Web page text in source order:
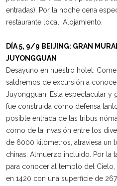
entradas). Por la noche cena
restaurante local. Alojamiento.
DÍA 5, 9/9 BEIJING: GRAN
JUYONGGUAN
Desayuno en nuestro hotel.
saldremos de excursión a
Juyongguan. Esta espectacular y
fue construida como defensa
posible entrada de las tribus
como de la invasión entre los
de 6000 kilómetros, atraviesa un
chinas. Almuerzo incluido. Por la
para conocer al templo del Cielo,
en 1420 con una superficie de